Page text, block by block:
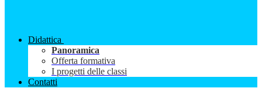
Didattica
Panoramica
Offerta formativa
I progetti delle classi
Contatti